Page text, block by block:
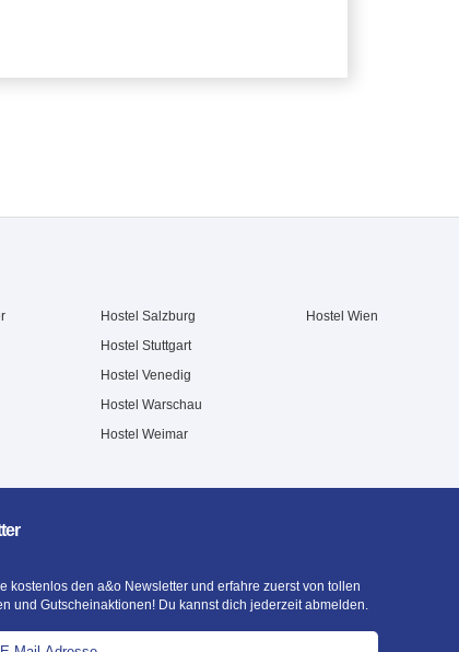
Hostel Salzburg
Hostel Stuttgart
Hostel Venedig
Hostel Warschau
Hostel Weimar
Hostel Wien
kostenlos den a&o Newsletter und erfahre zuerst von tollen
und Gutscheinaktionen! Du kannst dich jederzeit abmelden.